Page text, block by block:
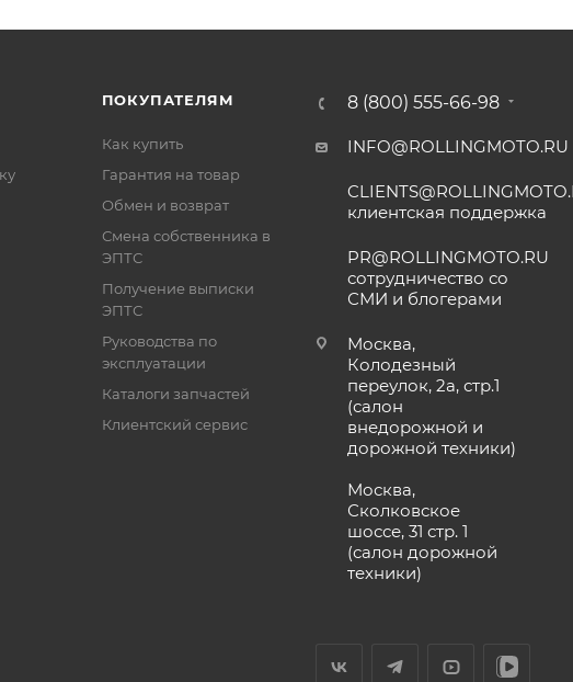
ПОКУПАТЕЛЯМ
Как купить
Гарантия на товар
Обмен и возврат
Смена собственника в
ЭПТС
Получение выписки
ЭПТС
Руководства по
эксплуатации
Каталоги запчастей
Клиентский сервис
8 (800) 555-66-98
INFO@ROLLINGMOTO.RU
клиентская поддержка
PR@ROLLINGMOTO.RU
сотрудничество со
СМИ и блогерами
Москва,
Колодезный
переулок, 2а, стр.1
(салон
внедорожной и
дорожной техники)
Москва,
Сколковское
шоссе, 31 стр. 1
(салон дорожной
техники)